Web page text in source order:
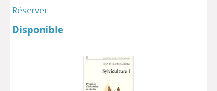
Réserver
Disponible